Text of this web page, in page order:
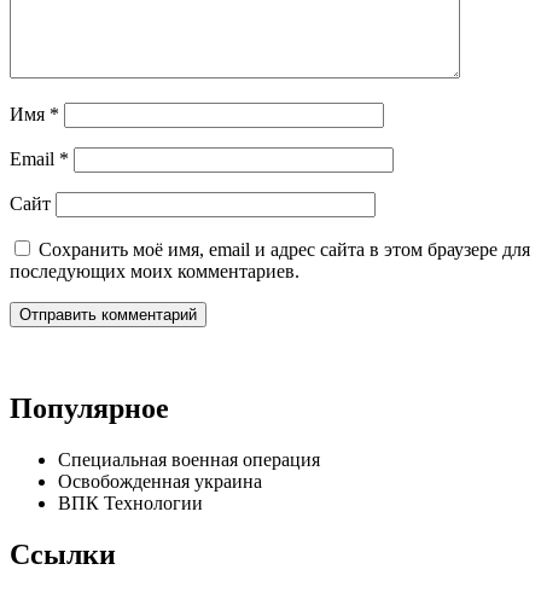
Имя *
Email *
Сайт
Сохранить моё имя, email и адрес сайта в этом браузере для
последующих моих комментариев.
Популярное
Специальная военная операция
Освобожденная украина
ВПК Технологии
Ссылки